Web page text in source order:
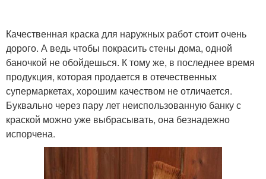
Качественная краска для наружных работ стоит очень
дорого. А ведь чтобы покрасить стены дома, одной
баночкой не обойдешься. К тому же, в последнее время
продукция, которая продается в отечественных
супермаркетах, хорошим качеством не отличается.
Буквально через пару лет неиспользованную банку с
краской можно уже выбрасывать, она безнадежно
испорчена.